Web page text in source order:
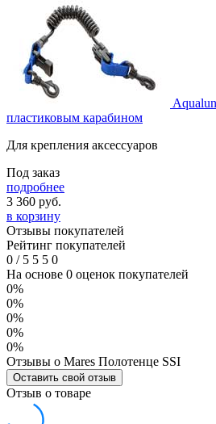
пластиковым карабином
Для крепления аксессуаров
Под заказ
подробнее
3 360 руб.
в корзину
Отзывы покупателей
Рейтинг покупателей
0 /5 5 5 0
На основе 0 оценок покупателей
0%
0%
0%
0%
0%
Отзывы о Mares Полотенце SSI
Оставить свой отзыв
Отзыв о товаре